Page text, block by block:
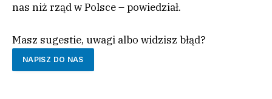
nas niż rząd w Polsce – powiedział.
Masz sugestie, uwagi albo widzisz błąd?
NAPISZ DO NAS